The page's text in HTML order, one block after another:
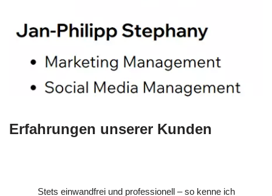
Erfahrungen unserer Kunden
Stets einwandfrei und professionell – so kenne ich